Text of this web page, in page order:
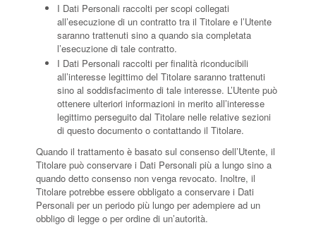
I Dati Personali raccolti per scopi collegati
all’esecuzione di un contratto tra il Titolare e l’Utente
saranno trattenuti sino a quando sia completata
l’esecuzione di tale contratto.
I Dati Personali raccolti per finalità riconducibili
all’interesse legittimo del Titolare saranno trattenuti
sino al soddisfacimento di tale interesse. L’Utente può
ottenere ulteriori informazioni in merito all’interesse
legittimo perseguito dal Titolare nelle relative sezioni
di questo documento o contattando il Titolare.
Quando il trattamento è basato sul consenso dell’Utente, il
Titolare può conservare i Dati Personali più a lungo sino a
quando detto consenso non venga revocato. Inoltre, il
Titolare potrebbe essere obbligato a conservare i Dati
Personali per un periodo più lungo per adempiere ad un
obbligo di legge o per ordine di un’autorità.